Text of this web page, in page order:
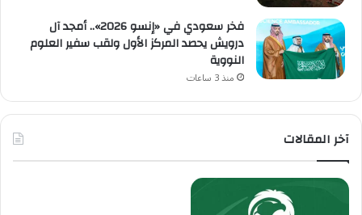
فخر سعودي في «إنسو 2026».. أمجد آل
درويش يحصد المركز الأول ولقب سفير العلوم
النووية
منذ 3 ساعات
آخر المقالات